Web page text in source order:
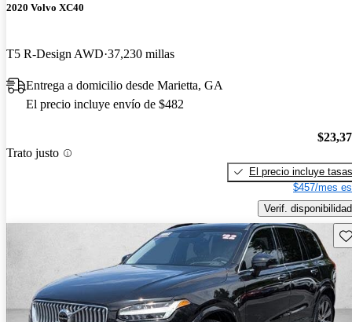
2020 Volvo XC40
T5 R-Design AWD 37,230 millas
Entrega a domicilio desde Marietta, GA
El precio incluye envío de $482
Trato justo
El precio incluye tasas
$457/mes
Verif. disponibilidad